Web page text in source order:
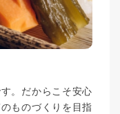
。だからこそ安心
ものづくりを目指